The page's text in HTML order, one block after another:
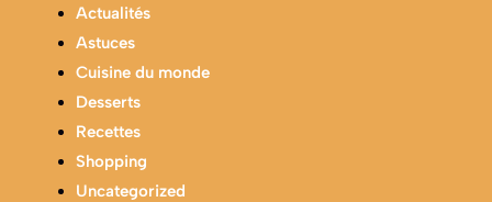
Actualités
Astuces
Cuisine du monde
Desserts
Recettes
Shopping
Uncategorized